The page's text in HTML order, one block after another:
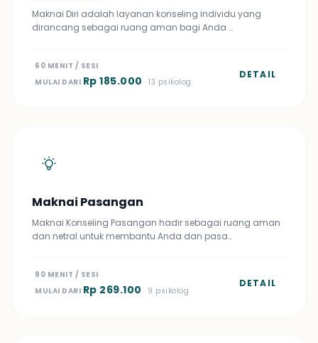
Maknai Diri adalah layanan konseling individu yang
dirancang sebagai ruang aman bagi Anda …
60 MENIT / SESI
MULAI DARI Rp 185.000 · 13 psikolog
DETAIL
Maknai Pasangan
Maknai Konseling Pasangan hadir sebagai ruang aman
dan netral untuk membantu Anda dan pasa…
90 MENIT / SESI
MULAI DARI Rp 269.100 · 9 psikolog
DETAIL